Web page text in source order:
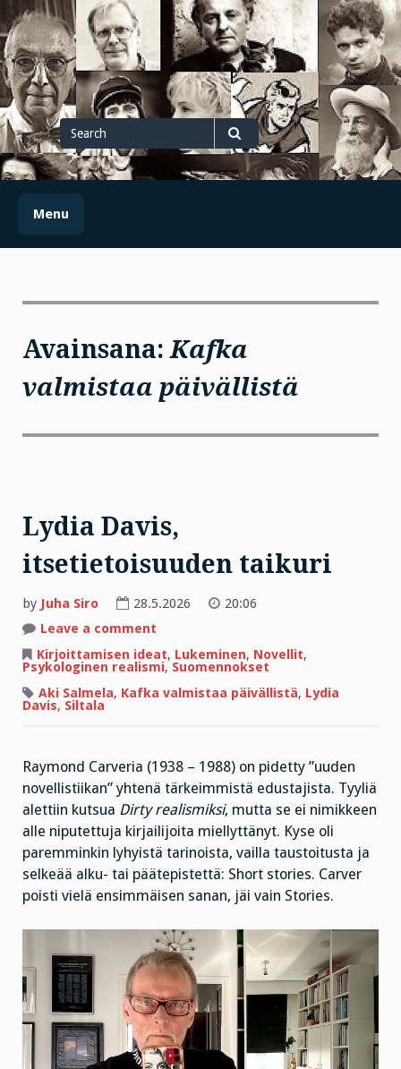
Skip
to
content
Search
for
Search
Menu
Avainsana:Kafka
valmistaa päivällistä
Lydia Davis,
itsetietoisuuden taikuri
by Juha Siro 28.5.2026
20:06
Leave a comment
Davis,
itsetietoisuuden
taikuri
Kirjoittamisen ideat, Lukeminen, Novellit,
Psykologinen realismi, Suomennokset
Aki Salmela, Kafka valmistaa päivällistä, Lydia
Davis, Siltala
Raymond Carveria (1938 – 1988) on pidetty ”uuden
novellistiikan” yhtenä tärkeimmistä edustajista. Tyyliä
alettiin kutsua Dirty realismiksi, mutta se ei nimikkeen
alle niputettuja kirjailijoita miellyttänyt. Kyse oli
paremminkin lyhyistä tarinoista, vailla taustoitusta ja
selkeää alku- tai päätepistettä: Short stories. Carver
poisti vielä ensimmäisen sanan, jäi vain Stories.